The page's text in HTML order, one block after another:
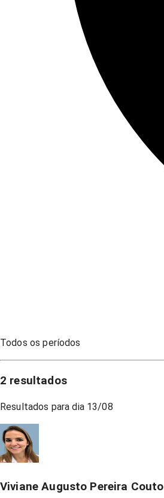
Todos os períodos
2 resultados
Resultados para dia 13/08
Viviane Augusto Pereira Couto